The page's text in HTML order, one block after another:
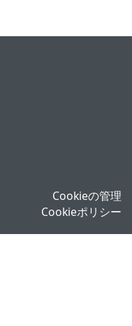
Cookieの管理
Cookieポリシー